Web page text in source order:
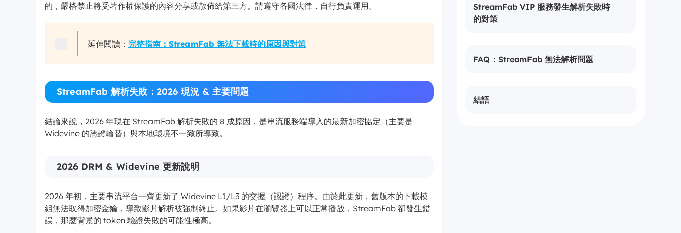
的，嚴格禁止將受著作權保護的內容分享或散佈給第三方。請遵守各國法律，自行負責運用。
延伸閱讀： 完整指南：StreamFab 無法下載時的原因與對策
StreamFab 解析失敗：2026 現況 & 主要問題
結論來說，2026 年現在 StreamFab 解析失敗的 8 成原因，是串流服務端導入的最新加密協定（主要是
Widevine 的憑證輪替）與本地環境不一致所導致。
2026 DRM & Widevine 更新說明
2026 年初，主要串流平台一齊更新了 Widevine L1/L3 的交握（認證）程序。由於此更新，舊版本的下載模
組無法取得加密金鑰，導致影片解析被強制終止。如果影片在瀏覽器上可以正常播放，StreamFab 卻發生錯
誤，那麼背景的 token 驗證失敗的可能性極高。
StreamFab VIP 服務發生解析失敗時
的對策
FAQ：StreamFab 無法解析問題
結語